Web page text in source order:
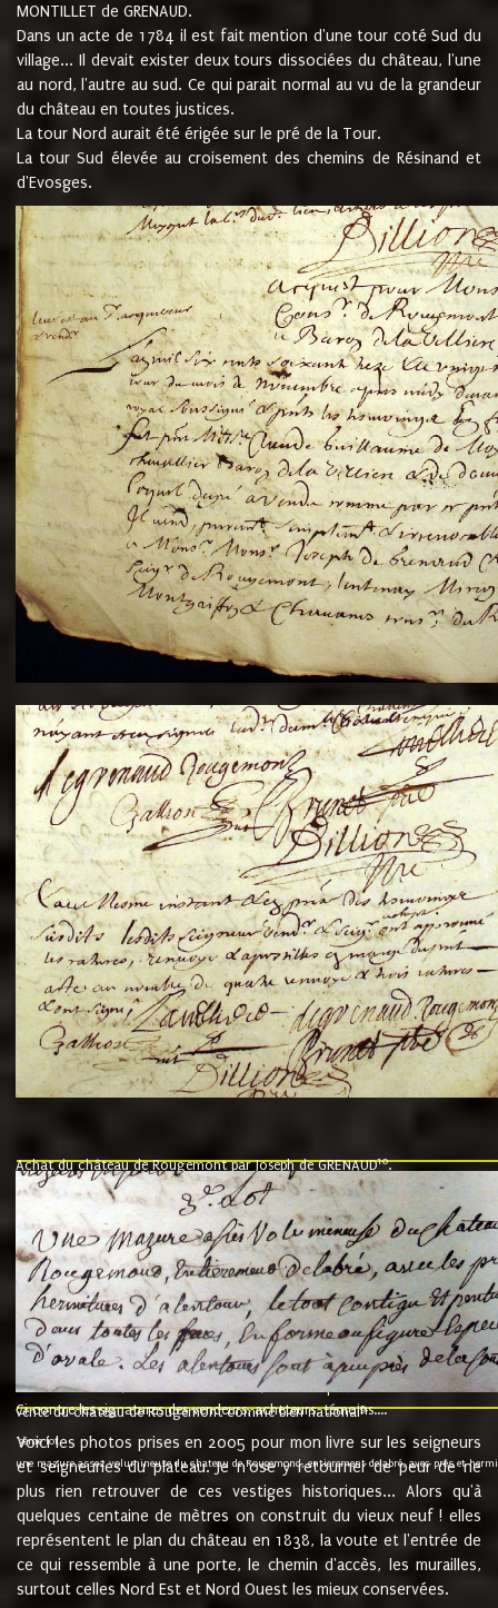
MONTILLET de GRENAUD.
Dans un acte de 1784 il est fait mention d'une tour coté Sud du
village... Il devait exister deux tours dissociées du château, l'une
au nord, l'autre au sud. Ce qui parait normal au vu de la grandeur
du château en toutes justices.
La tour Nord aurait été érigée sur le pré de la Tour.
La tour Sud élevée au croisement des chemins de Résinand et
d'Evosges.
Achat du château de Rougemont par Joseph de GRENAUD10.
"l'an mil six cent soixante treze le ving neuvième jour du mois de
nommé fut présent Messire Claude Guillaume de Moyriat chevalier baron
vend, purement simplement et irrevocablement a monseigneur monsieur
et chavannes conseiller du roy au parlement de Bourgogne, present et
que le dit seigneur Baron de la Vellière a sur ses hommes, indivisables et
de la Velliere tout ainsi et comme le dit seigneur Baron et ses
présent......"
suivent les rentes, donation des terriers, etc... au prix de 880 livre louis
Ci contre les signatures des vendeurs, acheteurs, témoins....
vente du château de Rougemont comme bien national9.
"3ème lot
une mazure assez volumineuse du chateau de Rougemond, entierement delabré, avec près et
Voici les photos prises en 2005 pour mon livre sur les seigneurs
et seigneuries du plateau. Je n'ose y retourner de peur de ne
plus rien retrouver de ces vestiges historiques... Alors qu'à
quelques centaine de mètres on construit du vieux neuf ! elles
représentent le plan du château en 1838, la voute et l'entrée de
ce qui ressemble à une porte, le chemin d'accès, les murailles,
surtout celles Nord Est et Nord Ouest les mieux conservées.